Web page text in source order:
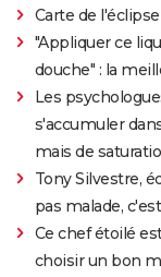
Carte de
"Appliquer ce
douche" : la
Les
s'accumuler
mais de
Tony Silvestre,
pas malade,
Ce chef étoilé
choisir un bon